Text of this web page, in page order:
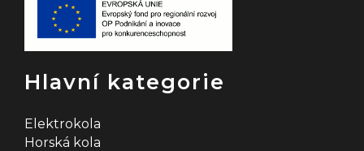
Hlavní kategorie
Elektrokola
Horská kola